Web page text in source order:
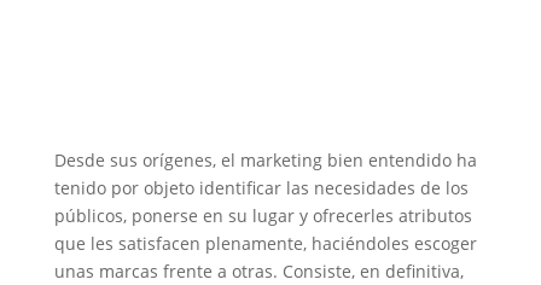
Desde sus orígenes, el marketing bien entendido ha
tenido por objeto identificar las necesidades de los
públicos, ponerse en su lugar y ofrecerles atributos
que les satisfacen plenamente, haciéndoles escoger
unas marcas frente a otras. Consiste, en definitiva,